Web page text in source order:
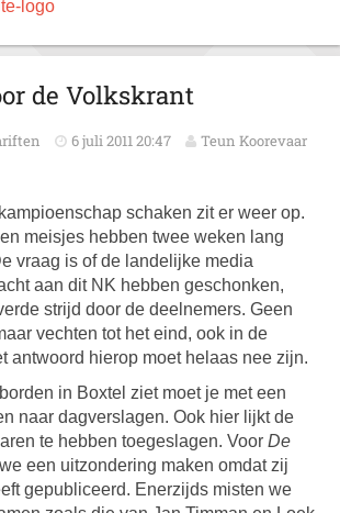
de Volkskrant
6 juli 2011 20:47
Teun Koorevaar
schaken zit er weer op.
meisjes hebben twee weken lang
vraag is of de landelijke media
aan dit NK hebben geschonken,
strijd door de deelnemers. Geen
vechten tot het eind, ook in de
antwoord hierop moet helaas nee zijn.
in Boxtel ziet moet je met een
naar dagverslagen. Ook hier lijkt de
te hebben toegeslagen. Voor De
een uitzondering maken omdat zij
gepubliceerd. Enerzijds misten we